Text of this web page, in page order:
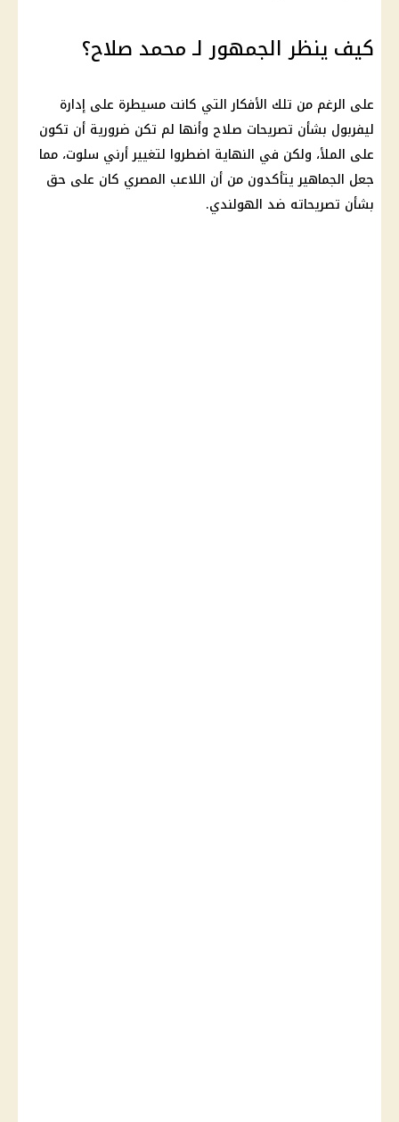
كيف ينظر الجمهور لـ محمد صلاح؟
على الرغم من تلك الأفكار التي كانت مسيطرة على إدارة
ليفربول بشأن تصريحات صلاح وأنها لم تكن ضرورية أن تكون
على الملأ، ولكن في النهاية اضطروا لتغيير أرني سلوت، مما
جعل الجماهير يتأكدون من أن اللاعب المصري كان على حق
بشأن تصريحاته ضد الهولندي.